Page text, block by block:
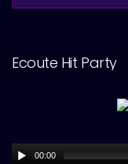
Ecoute Hit Party
00:00